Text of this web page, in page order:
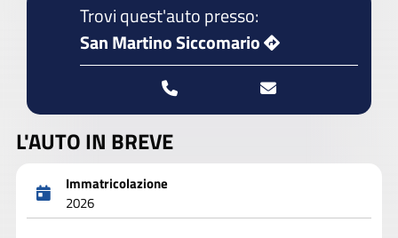
Trovi quest'auto presso:
San Martino Siccomario
L'AUTO IN BREVE
Immatricolazione
2026